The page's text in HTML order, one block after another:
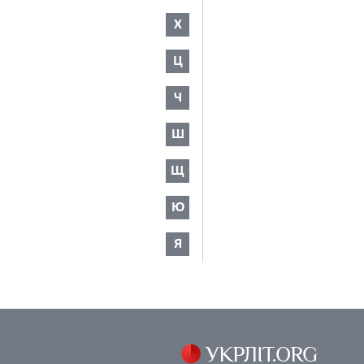
Х
Ц
Ч
Ш
Щ
Ю
Я